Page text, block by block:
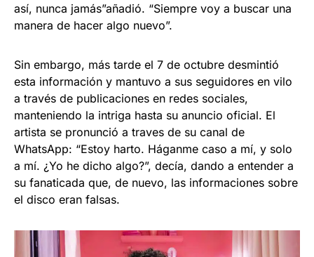
así, nunca jamás”añadió. “Siempre voy a buscar una
manera de hacer algo nuevo”.
Sin embargo, más tarde el 7 de octubre desmintió
esta información y mantuvo a sus seguidores en vilo
a través de publicaciones en redes sociales,
manteniendo la intriga hasta su anuncio oficial. El
artista se pronunció a traves de su canal de
WhatsApp: “Estoy harto. Háganme caso a mí, y solo
a mí. ¿Yo he dicho algo?”, decía, dando a entender a
su fanaticada que, de nuevo, las informaciones sobre
el disco eran falsas.